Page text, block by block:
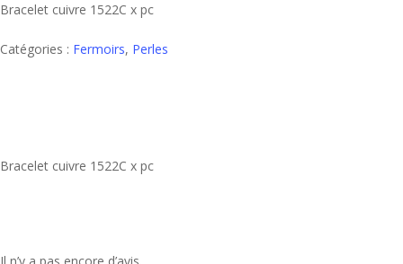
Bracelet cuivre 1522C x pc
Catégories : Fermoirs, Perles
Bracelet cuivre 1522C x pc